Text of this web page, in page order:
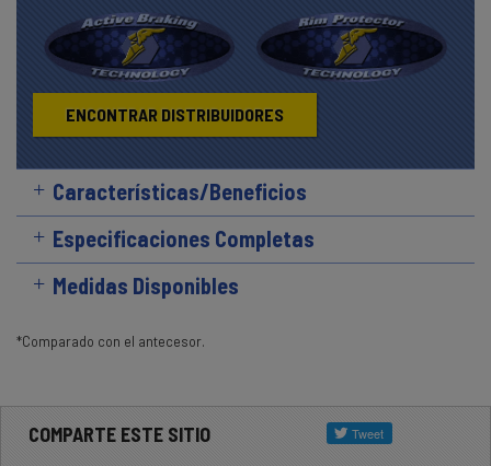
ENCONTRAR DISTRIBUIDORES
Características/Beneficios
Especificaciones Completas
Medidas Disponibles
*Comparado con el antecesor.
COMPARTE ESTE SITIO